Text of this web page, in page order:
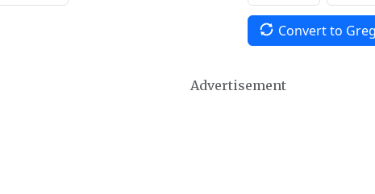
Convert to
Advertisement